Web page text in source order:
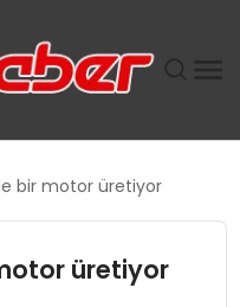
bir motor üretiyor
üretiyor